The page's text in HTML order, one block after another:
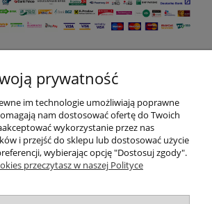
Pomoc
Moje konto
Płatności i dostawa
prywatność
im technologie umożliwiają poprawne
nam dostosować ofertę do Twoich
wykorzystanie przez nas
i przejść do sklepu lub dostosować użycie
wybierając opcję "Dostosuj zgody".
przeczytasz w naszej Polityce